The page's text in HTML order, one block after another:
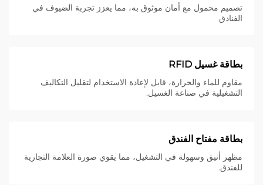
تصميم محمول مع أمان موثوق به، مما يعزز تجربة الضيوف في
الفنادق
بطاقة غسيل RFID
مقاوم للماء والحرارة، قابل لإعادة الاستخدام لتقليل التكاليف
التشغيلية في صناعة الغسيل.
بطاقة مفتاح الفندق
مظهر أنيق وسهولة في التشغيل، مما يقوي صورة العلامة التجارية
للفندق.